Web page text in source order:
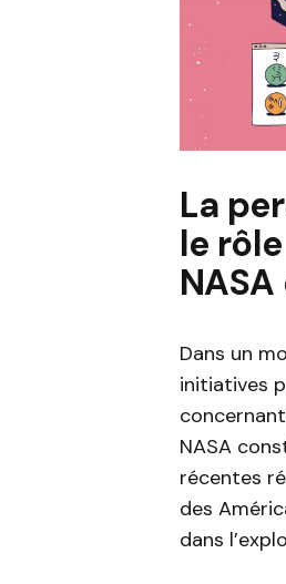
La
le
Dans un
initiatives
NASA
récentes
des
dans